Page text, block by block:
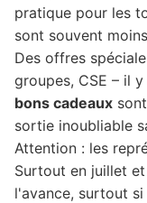
pratique pour les
sont souvent
Des offres
groupes, CSE – il
bons cadeaux
sortie inoubliable
Attention : les
Surtout en juillet
l'avance, surtout